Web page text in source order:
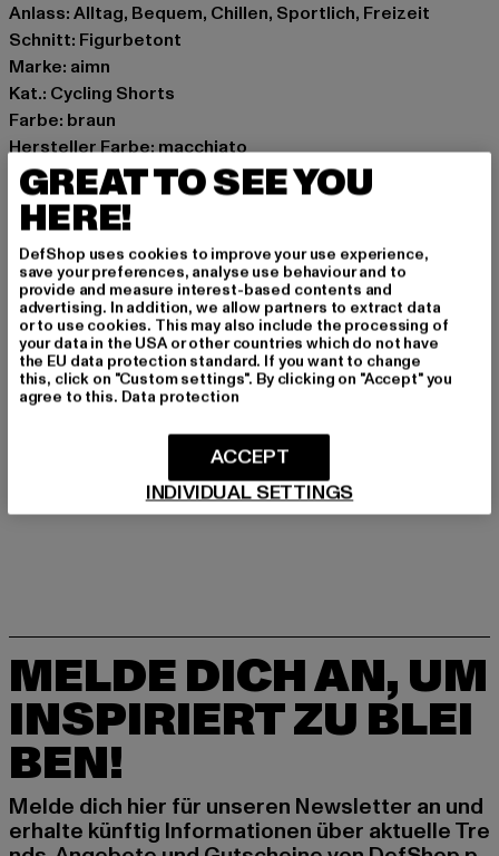
Anlass: Alltag, Bequem, Chillen, Sportlich, Freizeit
Schnitt: Figurbetont
Marke: aimn
Kat.: Cycling Shorts
Farbe: braun
Hersteller Farbe: macchiato
Materialzusammensetzung: 92% Polyamid, 8% Elasthan
Art.Nr: 26041339-20282
Hersteller: Urban Styles Agency GmbH & Co. KG |
agentur@urbanstylesagency.com
Schanzenstraße 41 | 51063 Köln | DE
GRÖSSE & PASSFORM
PFLEGEHINWEISE
LIEFERUNG & RÜCKGABE
MELDE DICH AN, UM
INSPIRIERT ZU BLEI
BEN!
Melde dich hier für unseren Newsletter an und
erhalte künftig Informationen über aktuelle Tre
GREAT TO SEE YOU
HERE!
DefShop uses cookies to improve your use experience,
save your preferences, analyse use behaviour and to
provide and measure interest-based contents and
advertising. In addition, we allow partners to extract data
or to use cookies. This may also include the processing of
your data in the USA or other countries which do not have
the EU data protection standard. If you want to change
this, click on "Custom settings". By clicking on "Accept" you
agree to this. Data protection
INDIVIDUAL SETTINGS
ACCEPT